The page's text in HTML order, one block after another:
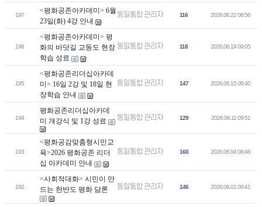
197
<평화공존아카데미> 6월
23일(화) 4강 안내
통일통합 관리자 116 2026.06.22 08:56
196
<평화공존아카데미> 평
화의 바닷길 교동도 현장
학습 성료
통일통합 관리자 118 2026.06.19 09:05
195
<평화공존리더십아카데
미> 16일 2강 및 18일 현
장학습 안내
통일통합 관리자 147 2026.06.15 09:40
194
평화공존리더십아카데
미 개강식 및 1강 성료
통일통합 관리자 129 2026.06.11 09:51
193
<평화공감맞춤형시민교
육>2026 평화공존 리더
십 아카데미 안내
통일통합 관리자 160 2026.06.04 08:46
192
<사회적대화> 시민이 만
드는 한반도 평화 담론
통일통합 관리자 146 2026.06.01 09:41